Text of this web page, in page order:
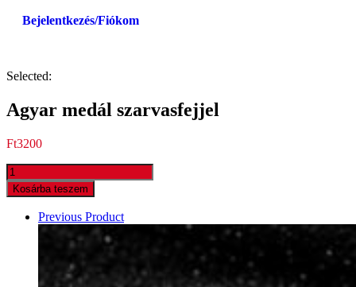
Bejelentkezés/Fiókom
Selected:
Agyar medál szarvasfejjel
Ft3200
Kosárba teszem
Previous Product